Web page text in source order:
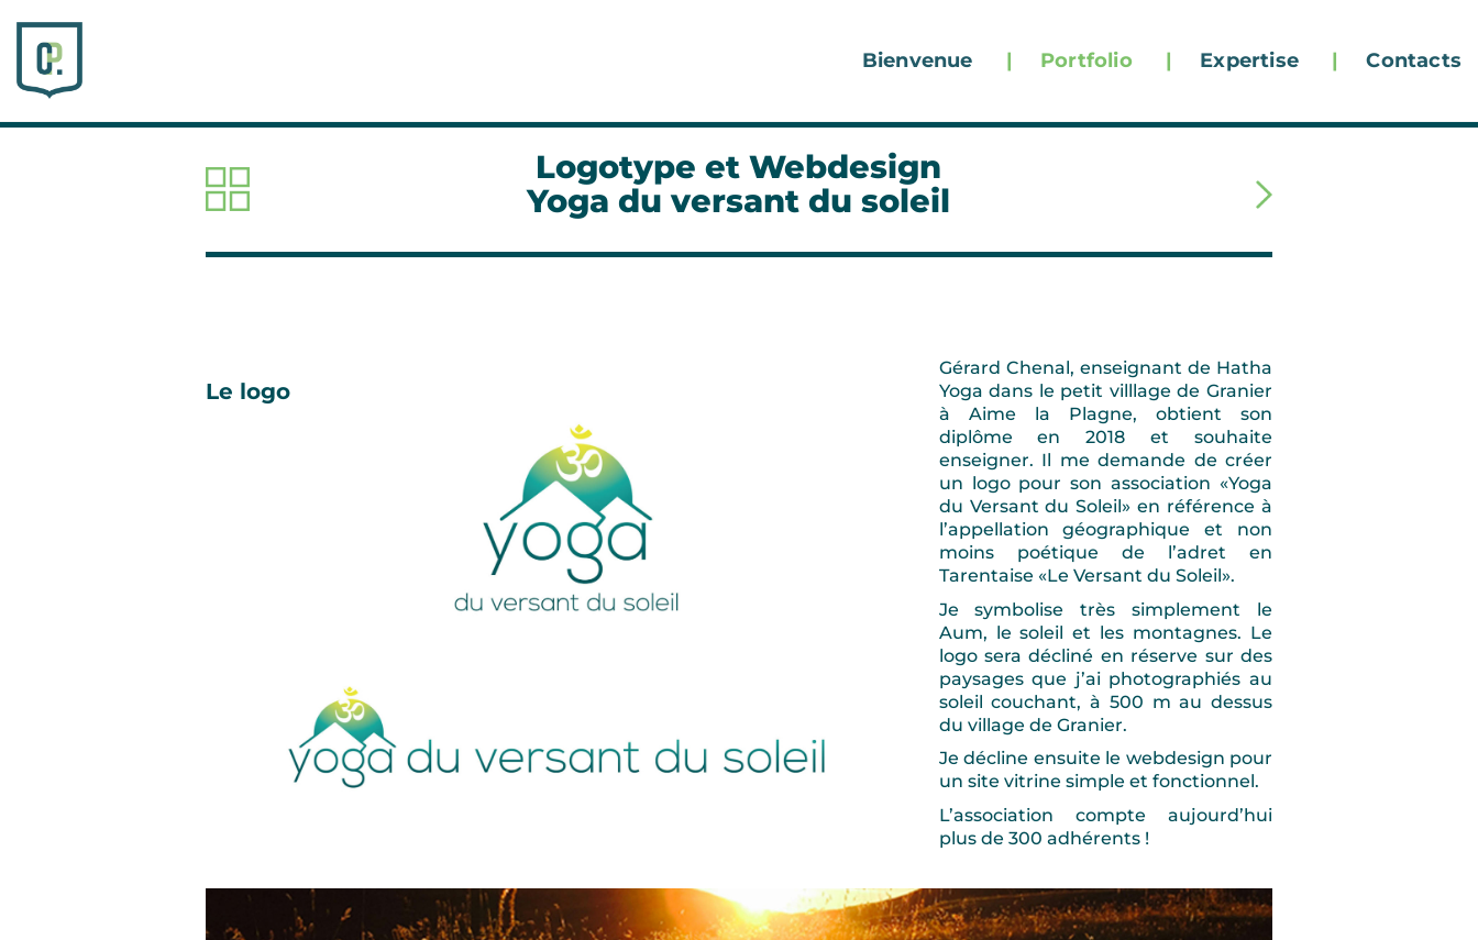
Bienvenue | Portfolio | Expertise | Contacts
Logotype et Webdesign
Yoga du versant du soleil
Le logo
Gérard Chenal, enseignant de Hatha
Yoga dans le petit villlage de Granier
à Aime la Plagne, obtient son
diplôme en 2018 et souhaite
enseigner. Il me demande de créer
un logo pour son association «Yoga
du Versant du Soleil» en référence à
l’appellation géographique et non
moins poétique de l’adret en
Tarentaise «Le Versant du Soleil».
Je symbolise très simplement le
Aum, le soleil et les montagnes. Le
logo sera décliné en réserve sur des
paysages que j’ai photographiés au
soleil couchant, à 500 m au dessus
du village de Granier.
Je décline ensuite le webdesign pour
un site vitrine simple et fonctionnel.
L’association compte aujourd’hui
plus de 300 adhérents !